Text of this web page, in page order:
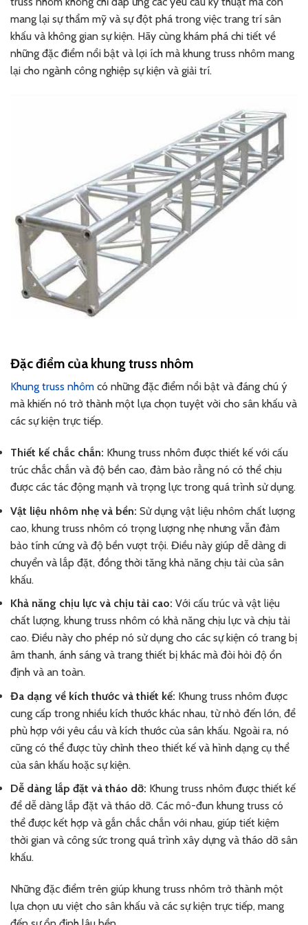
mang lại sự thẩm mỹ và sự đột phá trong việc trang trí sân
khấu và không gian sự kiện. Hãy cùng khám phá chi tiết về
những đặc điểm nổi bật và lợi ích mà khung truss nhôm mang
lại cho ngành công nghiệp sự kiện và giải trí.
Đặc điểm của khung truss nhôm
Khung truss nhôm có những đặc điểm nổi bật và đáng chú ý
mà khiến nó trở thành một lựa chọn tuyệt vời cho sân khấu và
các sự kiện trực tiếp.
Thiết kế chắc chắn: Khung truss nhôm được thiết kế với cấu
trúc chắc chắn và độ bền cao, đảm bảo rằng nó có thể chịu
được các tác động mạnh và trọng lực trong quá trình sử dụng.
Vật liệu nhôm nhẹ và bền: Sử dụng vật liệu nhôm chất lượng
cao, khung truss nhôm có trọng lượng nhẹ nhưng vẫn đảm
bảo tính cứng và độ bền vượt trội. Điều này giúp dễ dàng di
chuyển và lắp đặt, đồng thời tăng khả năng chịu tải của sân
khấu.
Khả năng chịu lực và chịu tải cao: Với cấu trúc và vật liệu
chất lượng, khung truss nhôm có khả năng chịu lực và chịu tải
cao. Điều này cho phép nó sử dụng cho các sự kiện có trang bị
âm thanh, ánh sáng và trang thiết bị khác mà đòi hỏi độ ổn
định và an toàn.
Đa dạng về kích thước và thiết kế: Khung truss nhôm được
cung cấp trong nhiều kích thước khác nhau, từ nhỏ đến lớn, để
phù hợp với yêu cầu và kích thước của sân khấu. Ngoài ra, nó
cũng có thể được tùy chỉnh theo thiết kế và hình dạng cụ thể
của sân khấu hoặc sự kiện.
Dễ dàng lắp đặt và tháo dỡ: Khung truss nhôm được thiết kế
để dễ dàng lắp đặt và tháo dỡ. Các mô-đun khung truss có
thể được kết hợp và gắn chắc chắn với nhau, giúp tiết kiệm
thời gian và công sức trong quá trình xây dựng và tháo dỡ sân
khấu.
Những đặc điểm trên giúp khung truss nhôm trở thành một
lựa chọn ưu việt cho sân khấu và các sự kiện trực tiếp, mang